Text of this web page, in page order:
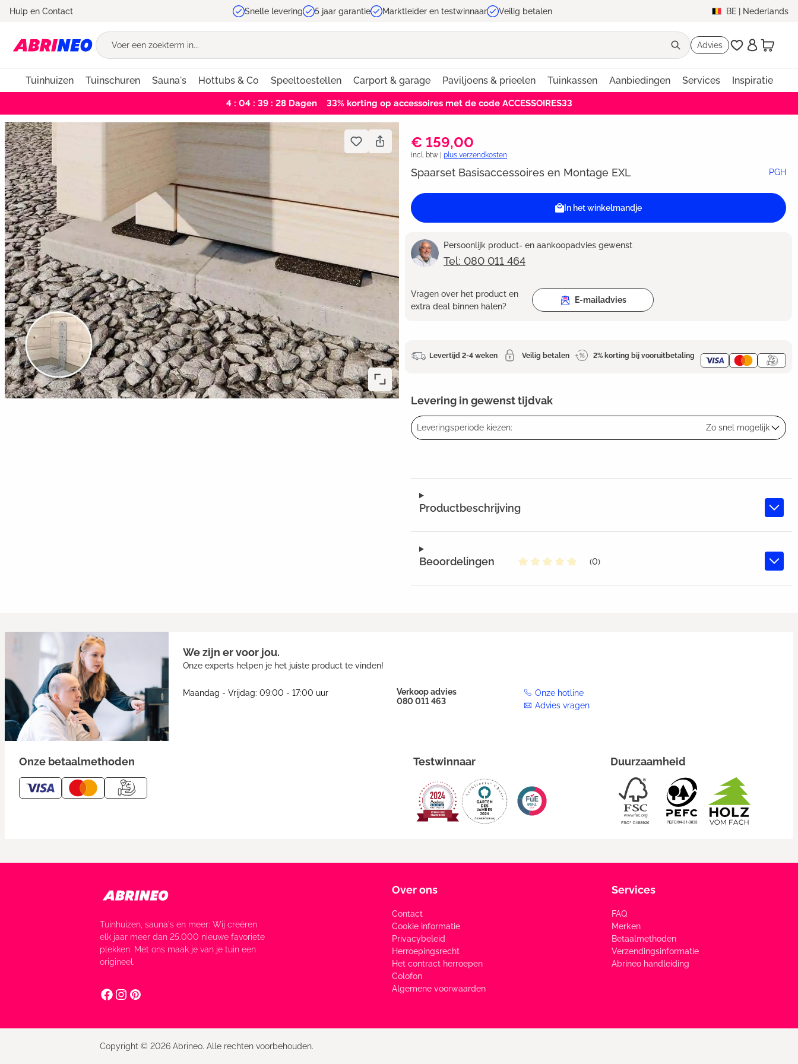
Ga naar de hoofdnavigatie
Hulp en Contact Snelle levering 5 jaar garantie Marktleider en testwinnaar Veilig betalen BE | Nederlands
Advies
Tuinhuizen Tuinschuren Sauna's Hottubs & Co Speeltoestellen Carport & garage Paviljoens & prieelen Tuinkassen Aanbiedingen Services Inspiratie
4 : 04 : 39 : 28Dagen 33% korting op accessoires met de code ACCESSOIRES33
Bildergalerie überspringen
€ 159,00
incl. btw | plus verzendkosten
Spaarset Basisaccessoires en Montage EXL PGH
In het winkelmandje
Persoonlijk product- en aankoopadvies gewenst
Tel: 080 011 464
Vragen over het product en
extra deal binnen halen?
E-mailadvies
Levertijd 2-4 weken Veilig betalen 2% korting bij vooruitbetaling
Levering in gewenst tijdvak
Leveringsperiode kiezen: Zo snel mogelijk
Productbeschrijving
Beoordelingen
(0)
We zijn er voor jou.
Onze experts helpen je het juiste product te vinden!
Maandag - Vrijdag: 09:00 - 17:00 uur
Verkoop advies
080 011 463
Onze hotline
Advies vragen
Onze betaalmethoden Testwinnaar Duurzaamheid
Tuinhuizen, sauna's en meer: Wij creëren
elk jaar meer dan 25.000 nieuwe favoriete
plekken. Met ons maak je van je tuin een
origineel.
Over ons
Contact
Cookie informatie
Privacybeleid
Herroepingsrecht
Het contract herroepen
Colofon
Algemene voorwaarden
Services
FAQ
Merken
Betaalmethoden
Verzendingsinformatie
Abrineo handleiding
Copyright © 2026 Abrineo. Alle rechten voorbehouden.